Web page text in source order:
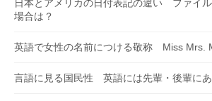
日本とアメリカの日付表記の違い ファイ
場合は？
英語で女性の名前につける敬称 Miss Mrs.
言語に見る国民性 英語には先輩・後輩に